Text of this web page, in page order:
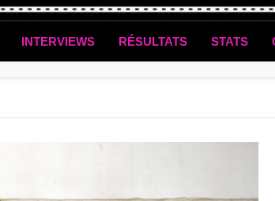
INTERVIEWS RÉSULTATS STATS